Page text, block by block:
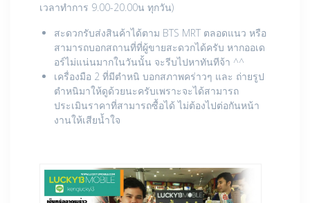
เวลาทำการ 9.00-20.00น ทุกวัน)
สะดวกรับส่งสินค้าได้ตาม BTS MRT ตลอดแนว หรือ
สามารถบอกสถานที่ที่ผู้ขายสะดวกได้ครับ หากออเด
อร์ไม่แน่นมากในวันนั้น จะรีบไปหาทันทีจ้า ^^
เครื่องมือ 2 ที่มีตำหนิ บอกสภาพคร่าวๆ และ ถ่ายรูป
ตำหนิมาให้ดูด้วยนะครับเพราะจะได้สามารถ
ประเมินราคาที่สามารถซื้อได้ ไม่ต้องไปต่อกันหน้า
งานให้เสียน้ำใจ